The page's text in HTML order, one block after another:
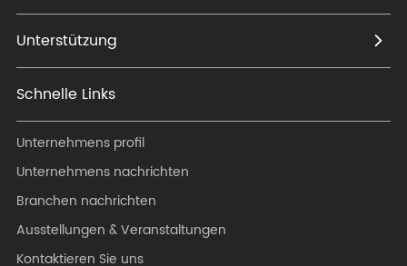
Unterstützung
Schnelle Links
Unternehmens profil
Unternehmens nachrichten
Branchen nachrichten
Ausstellungen & Veranstaltungen
Kontaktieren Sie uns